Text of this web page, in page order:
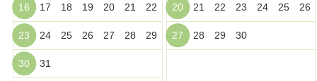
16 17 18 19 20 21 22
23 24 25 26 27 28 29
30 31
20 21 22 23 24 25 26
27 28 29 30